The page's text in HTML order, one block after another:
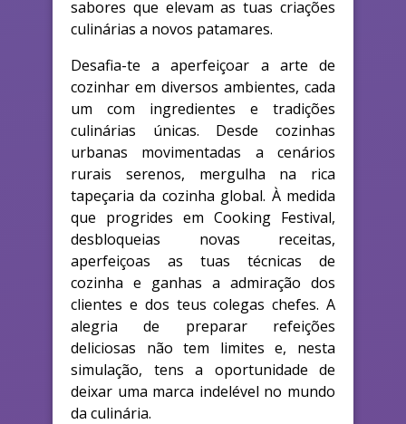
sabores que elevam as tuas criações
culinárias a novos patamares.
Desafia-te a aperfeiçoar a arte de
cozinhar em diversos ambientes, cada
um com ingredientes e tradições
culinárias únicas. Desde cozinhas
urbanas movimentadas a cenários
rurais serenos, mergulha na rica
tapeçaria da cozinha global. À medida
que progrides em Cooking Festival,
desbloqueias novas receitas,
aperfeiçoas as tuas técnicas de
cozinha e ganhas a admiração dos
clientes e dos teus colegas chefes. A
alegria de preparar refeições
deliciosas não tem limites e, nesta
simulação, tens a oportunidade de
deixar uma marca indelével no mundo
da culinária.